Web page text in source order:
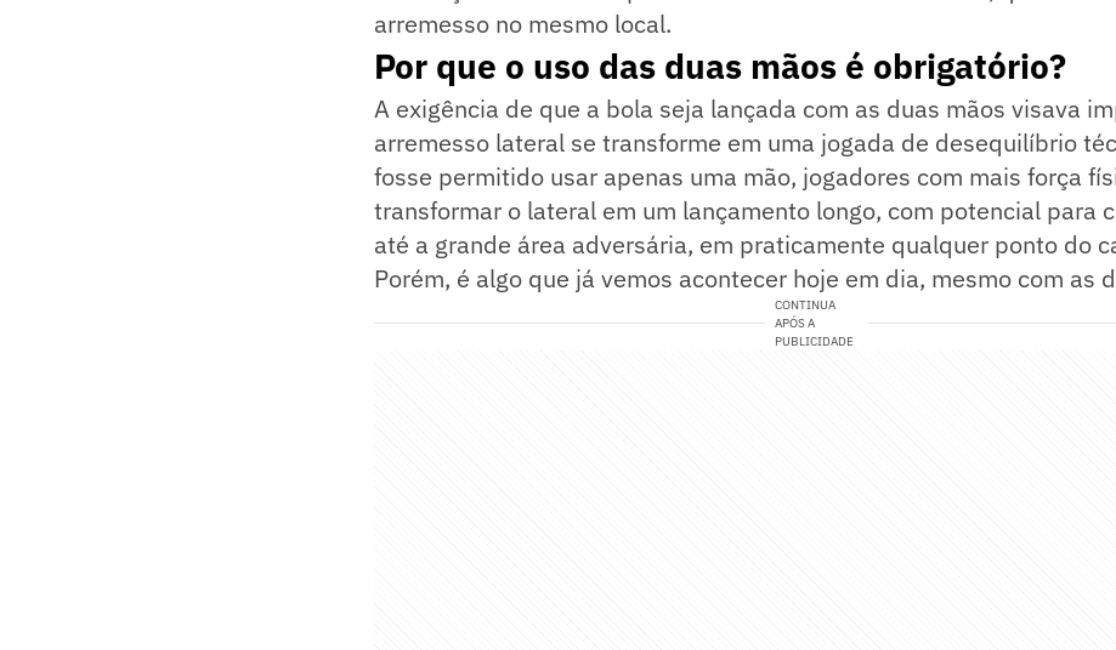
arremesso no mesmo local.
Por que o uso das duas mãos é obrigatório?
A exigência de que a bola seja lançada com as duas mãos visava
arremesso lateral se transforme em uma jogada de desequilíbrio
fosse permitido usar apenas uma mão, jogadores com mais força
transformar o lateral em um lançamento longo, com potencial para
até a grande área adversária, em praticamente qualquer ponto do
Porém, é algo que já vemos acontecer hoje em dia, mesmo com as
CONTINUA
APÓS A
PUBLICIDADE